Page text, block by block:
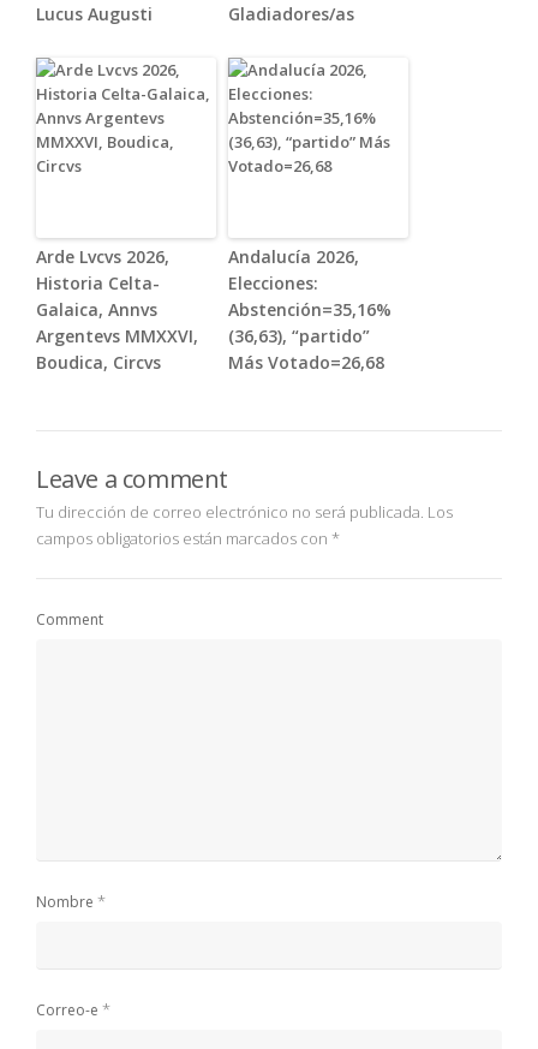
Lucus Augusti
Gladiadores/as
Arde Lvcvs 2026,
Historia Celta-
Galaica, Annvs
Argentevs MMXXVI,
Boudica, Circvs
Andalucía 2026,
Elecciones:
Abstención=35,16%
(36,63), “partido”
Más Votado=26,68
Leave a comment
Tu dirección de correo electrónico no será publicada. Los
campos obligatorios están marcados con *
Comment
Nombre *
Correo-e *